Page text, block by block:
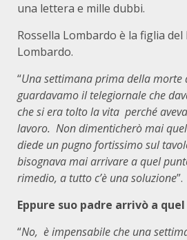
una lettera e mille dubbi.
Rossella Lombardo è la figlia
Lombardo.
“Una settimana prima della morte
guardavamo il telegiornale che
che si era tolto la vita perché
lavoro. Non dimenticherò mai
diede un pugno fortissimo sul
bisognava mai arrivare a quel
rimedio, a tutto c’è una soluzione”.
Eppure suo padre arrivò a
“No, è impensabile che una